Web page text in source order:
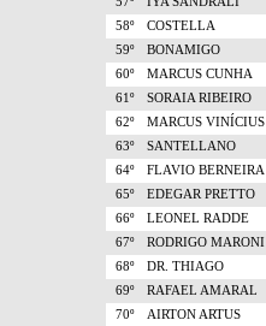
58º
COSTELLA
59º
BONAMIGO
60º
MARCUS CUNHA
61º
SORAIA RIBEIRO
62º
MARCUS VINÍCIUS
63º
SANTELLANO
64º
FLAVIO BERNEIRA
65º
EDEGAR PRETTO
66º
LEONEL RADDE
67º
RODRIGO MARONI
68º
DR. THIAGO
69º
RAFAEL AMARAL
70º
AIRTON ARTUS